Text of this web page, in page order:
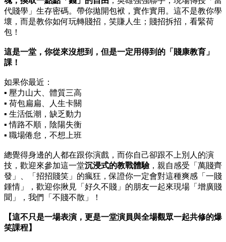
代賤學」生存密碼。帶你拋開包袱，實作實用。這不是教你學
壞，而是教你如何玩轉賤招，笑賺人生；賤招拆招，看緊荷
包！
這是一堂，你從來沒想到，但是一定用得到的「賤康教育」
課！
如果你最近：
▪︎ 壓力山大、體質三高
▪︎ 荷包扁扁、人生卡關
▪︎ 生活低潮，缺乏動力
▪︎ 情路不順，陰陽失衡
▪︎ 職場倦怠，不想上班
總覺得身邊的人都在跟你演戲，而你自己卻跟不上別人的演
技，歡迎來參加這一堂沉浸式的教戰體驗，親自感受「萬賤齊
發」、「招招賤笑」的瘋狂，保證你一定會對這種爽感「一賤
鍾情」，歡迎你揪見「好久不賤」的朋友一起來現場「增廣賤
聞」，我們「不賤不散」！
【這不只是一場表演，更是一堂演員與全場觀眾一起共修的爆
笑課程】